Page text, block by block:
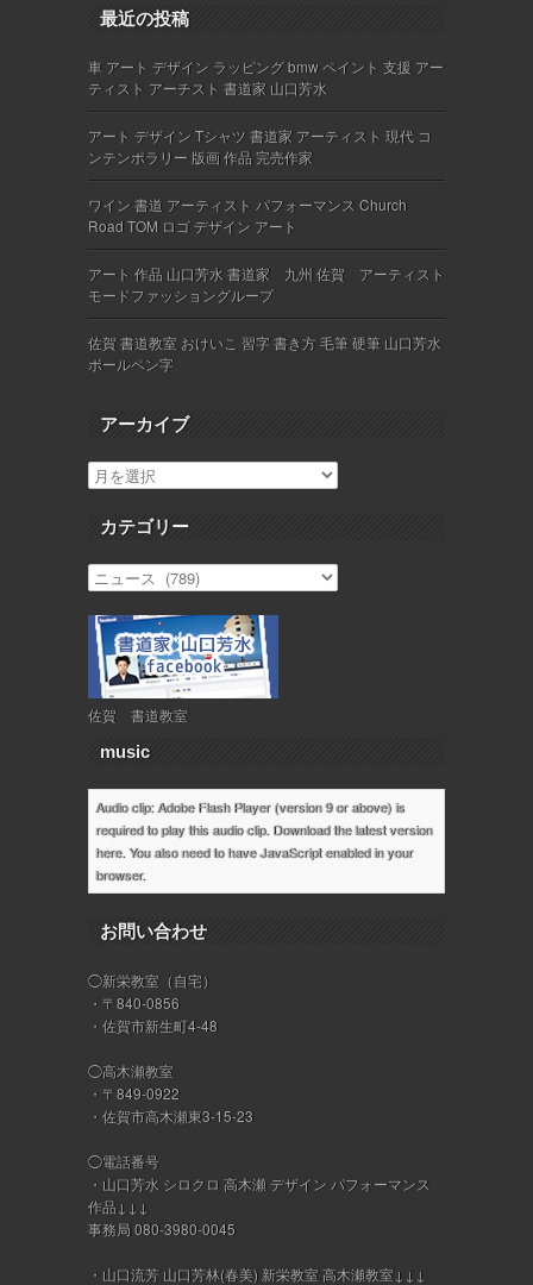
最近の投稿
車 アート デザイン ラッピング bmw ペイント 支援 アー
ティスト アーチスト 書道家 山口芳水
アート デザイン Tシャツ 書道家 アーティスト 現代 コ
ンテンポラリー 版画 作品 完売作家
ワイン 書道 アーティスト パフォーマンス Church
Road TOM ロゴ デザイン アート
アート 作品 山口芳水 書道家 九州 佐賀 アーティスト
モードファッショングループ
佐賀 書道教室 おけいこ 習字 書き方 毛筆 硬筆 山口芳水
ボールペン字
アーカイブ
カテゴリー
佐賀 書道教室
music
Audio clip: Adobe Flash Player (version 9 or above) is
required to play this audio clip. Download the latest version
here. You also need to have JavaScript enabled in your
browser.
お問い合わせ
◯新栄教室（自宅）
・〒840-0856
・佐賀市新生町4-48
◯高木瀬教室
・〒849-0922
・佐賀市高木瀬東3-15-23
◯電話番号
・山口芳水 シロクロ 高木瀬 デザイン パフォーマンス
作品↓↓↓
事務局 080-3980-0045
・山口流芳 山口芳林(春美) 新栄教室 高木瀬教室↓↓↓